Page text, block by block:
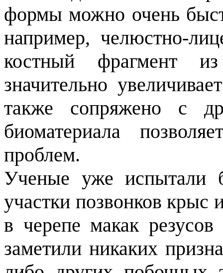
формы можно очень
например, челюстно-
костный фрагмент
значительно
также сопряжено с
биоматериала
проблем.
Ученые уже испытали
участки позвонков крыс
в черепе макак
заметили никаких